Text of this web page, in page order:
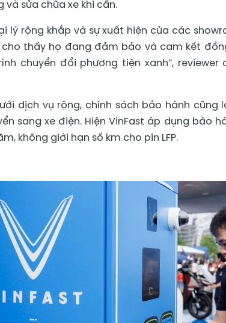
sửa chữa xe khi cần.
lý rộng khắp và sự xuất hiện của các
cho thấy họ đang đảm bảo và cam kết
chuyển đổi phương tiện xanh”, reviewer
dịch vụ rộng, chính sách bảo hành cũng
sang xe điện. Hiện VinFast áp dụng bảo
không giới hạn số km cho pin LFP.